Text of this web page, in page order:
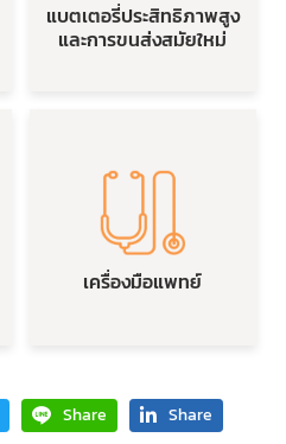
แบตเตอรี่ประสิทธิภาพสูง
และการขนส่งสมัยใหม่
เครื่องมือแพทย์
Share Share